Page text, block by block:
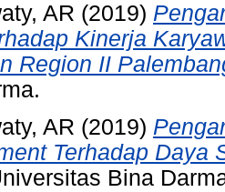
AR (2019)
Kinerja
Region II
AR (2019)
Terhadap Daya
Bina